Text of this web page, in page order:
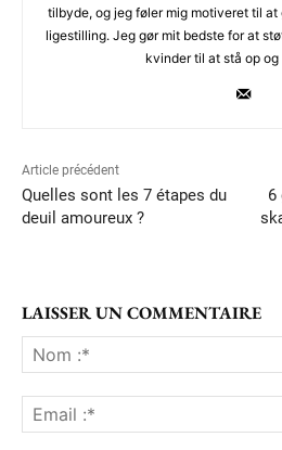
tilbyde, og jeg føler mig motiveret til at
ligestilling. Jeg gør mit bedste for at
kvinder til at stå op
Article précédent
Quelles sont les 7 étapes du
deuil amoureux ?
6
LAISSER UN COMMENTAIRE